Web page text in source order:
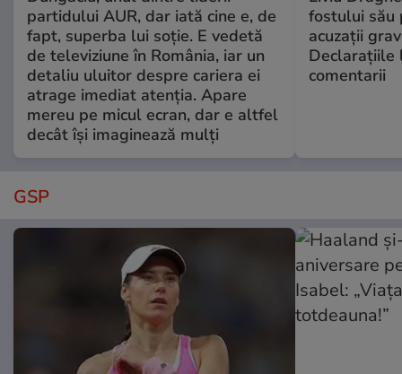
partidului AUR, dar iată cine e, de
fapt, superba lui soție. E vedetă
de televiziune în România, iar un
detaliu uluitor despre cariera ei
atrage imediat atenția. Apare
mereu pe micul ecran, dar e altfel
decât își imaginează mulți
fostului său
acuzații
Declarațiile
comentarii
GSP